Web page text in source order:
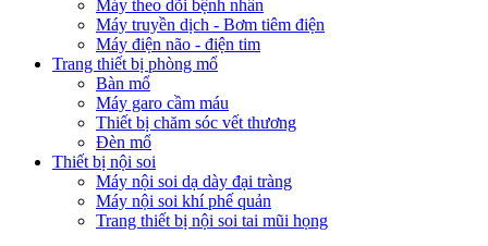
Máy theo dõi bệnh nhân
Máy truyền dịch - Bơm tiêm điện
Máy điện não - điện tim
Trang thiết bị phòng mổ
Bàn mổ
Máy garo cầm máu
Thiết bị chăm sóc vết thương
Đèn mổ
Thiết bị nội soi
Máy nội soi dạ dày đại tràng
Máy nội soi khí phế quản
Trang thiết bị nội soi tai mũi họng